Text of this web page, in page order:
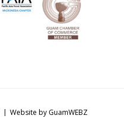
Website by GuamWEBZ